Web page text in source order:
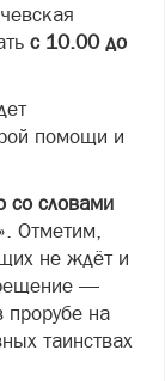
с 10.00 до
помощи и
со словами
Отметим,
не ждёт и
—
прорубе на
таинствах